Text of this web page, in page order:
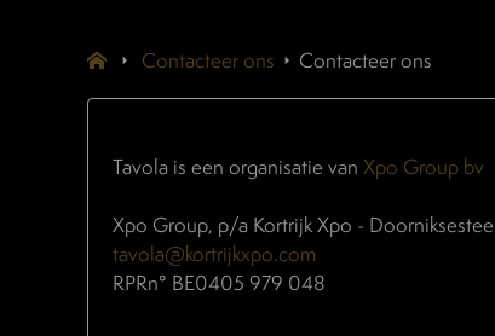
Contacteer ons Contacteer ons
Tavola is een organisatie van Xpo Group bv
Xpo Group, p/a Kortrijk Xpo -
tavola@kortrijkxpo.com
RPRn° BE0405 979 048